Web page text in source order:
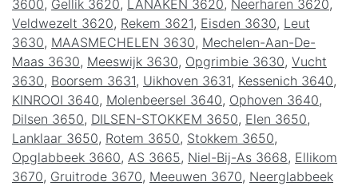
3600, Gellik 3620, LANAKEN 3620, Neerharen 3620,
Veldwezelt 3620, Rekem 3621, Eisden 3630, Leut
3630, MAASMECHELEN 3630, Mechelen-Aan-De-
Maas 3630, Meeswijk 3630, Opgrimbie 3630, Vucht
3630, Boorsem 3631, Uikhoven 3631, Kessenich 3640,
KINROOI 3640, Molenbeersel 3640, Ophoven 3640,
Dilsen 3650, DILSEN-STOKKEM 3650, Elen 3650,
Lanklaar 3650, Rotem 3650, Stokkem 3650,
Opglabbeek 3660, AS 3665, Niel-Bij-As 3668, Ellikom
3670, Gruitrode 3670, Meeuwen 3670, Neerglabbeek